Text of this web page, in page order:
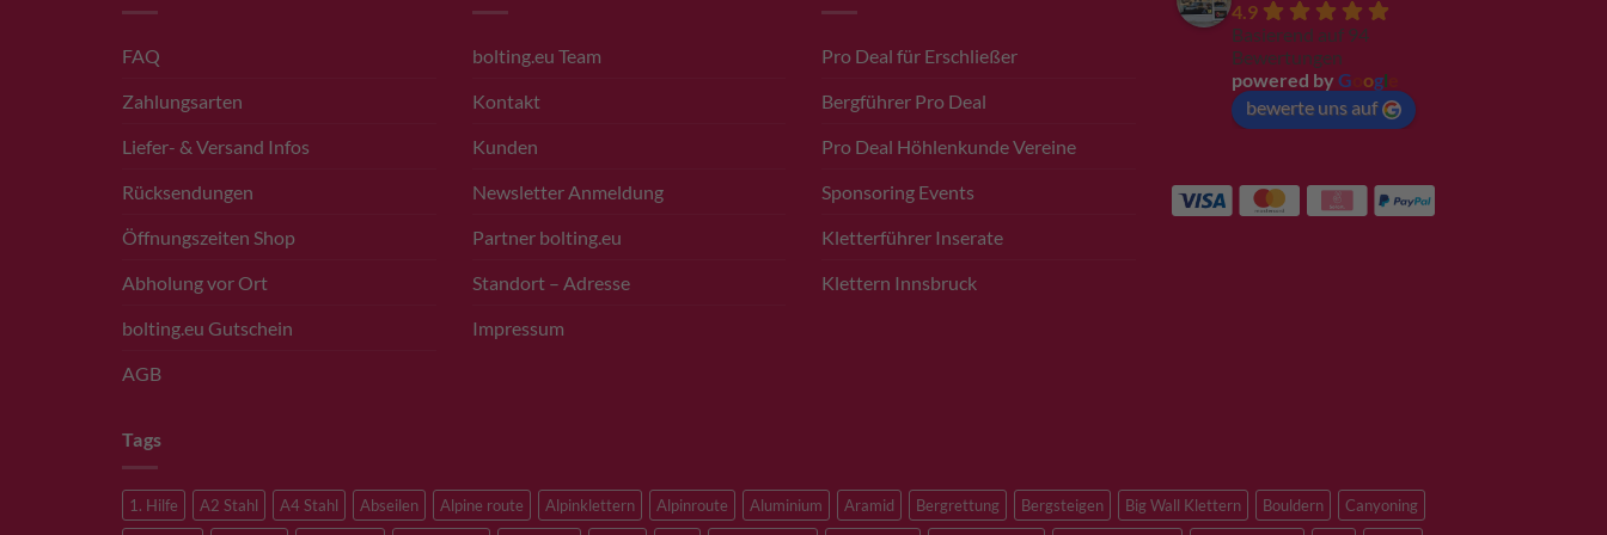
FAQ
Zahlungsarten
Liefer- & Versand Infos
Rücksendungen
Öffnungszeiten Shop
Abholung vor Ort
bolting.eu Gutschein
AGB
bolting.eu Team
Kontakt
Kunden
Newsletter Anmeldung
Partner bolting.eu
Standort – Adresse
Impressum
Pro Deal für Erschließer
Bergführer Pro Deal
Pro Deal Höhlenkunde Vereine
Sponsoring Events
Kletterführer Inserate
Klettern Innsbruck
4.9
Basierend auf 94
Bewertungen
powered by G ogl
bewerte uns auf
Tags
1. Hilfe A2 Stahl A4 Stahl Abseilen Alpine route Alpinklettern Alpinroute Aluminium Aramid Bergrettung Bergsteigen Big Wall Klettern Bouldern
Canyoning